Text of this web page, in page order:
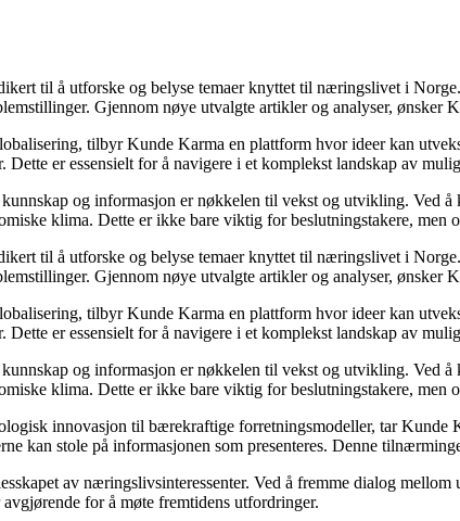
til å utforske og belyse temaer knyttet til næringslivet i
Gjennom nøye utvalgte artikler og analyser, ønsker
tilbyr Kunde Karma en plattform hvor ideer kan
Dette er essensielt for å navigere i et komplekst landskap av
og informasjon er nøkkelen til vekst og utvikling. Ved
klima. Dette er ikke bare viktig for beslutningstakere,
til å utforske og belyse temaer knyttet til næringslivet i
Gjennom nøye utvalgte artikler og analyser, ønsker
tilbyr Kunde Karma en plattform hvor ideer kan
Dette er essensielt for å navigere i et komplekst landskap av
og informasjon er nøkkelen til vekst og utvikling. Ved
klima. Dette er ikke bare viktig for beslutningstakere,
innovasjon til bærekraftige forretningsmodeller, tar
kan stole på informasjonen som presenteres. Denne
av næringslivsinteressenter. Ved å fremme dialog
for å møte fremtidens utfordringer.